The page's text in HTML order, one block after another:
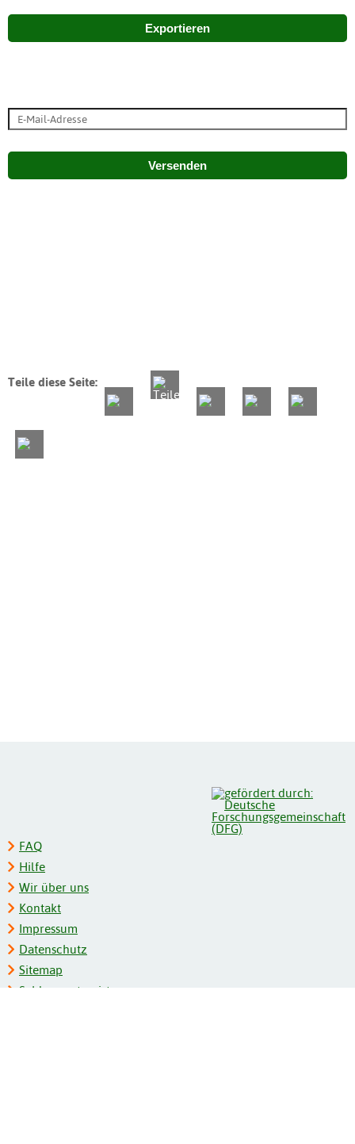
Exportieren
Versenden
Teile diese Seite:
FAQ
Hilfe
Wir über uns
Kontakt
Impressum
Datenschutz
Sitemap
Schlagwortregister